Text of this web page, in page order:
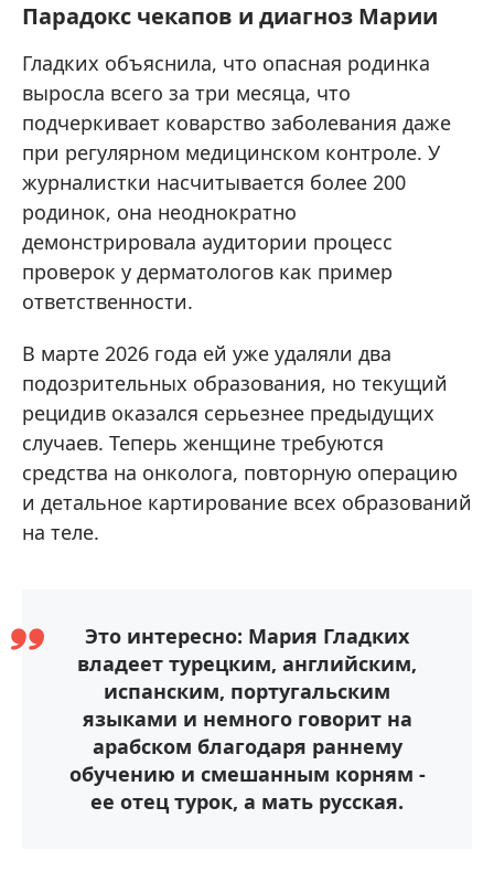
Парадокс чекапов и диагноз Марии
Гладких объяснила, что опасная родинка
выросла всего за три месяца, что
подчеркивает коварство заболевания даже
при регулярном медицинском контроле. У
журналистки насчитывается более 200
родинок, она неоднократно
демонстрировала аудитории процесс
проверок у дерматологов как пример
ответственности.
В марте 2026 года ей уже удаляли два
подозрительных образования, но текущий
рецидив оказался серьезнее предыдущих
случаев. Теперь женщине требуются
средства на онколога, повторную операцию
и детальное картирование всех образований
на теле.
Это интересно: Мария Гладких
владеет турецким, английским,
испанским, португальским
языками и немного говорит на
арабском благодаря раннему
обучению и смешанным корням -
ее отец турок, а мать русская.